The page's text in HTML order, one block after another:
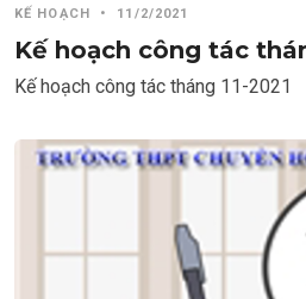
KẾ HOẠCH • 11/2/2021
Kế hoạch công tác
Kế hoạch công tác tháng 11-2021